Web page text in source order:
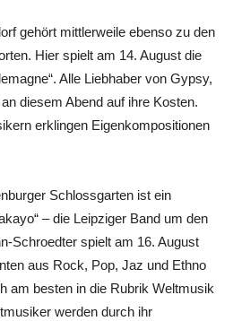
gehört mittlerweile ebenso zu den
Hier spielt am 14. August die
Alle Liebhaber von Gypsy,
diesem Abend auf ihre Kosten.
erklingen Eigenkompositionen
Schlossgarten ist ein
– die Leipziger Band um den
Schroedter spielt am 16. August
aus Rock, Pop, Jaz und Ethno
am besten in die Rubrik Weltmusik
werden durch ihr